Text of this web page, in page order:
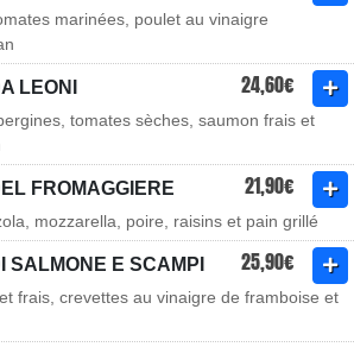
marinées, poulet au vinaigre
LEONI 24,60€
tomates sèches, saumon frais et
FROMAGGIERE 21,90€
mozzarella, poire, raisins et pain grillé
SALMONE E SCAMPI 25,90€
frais, crevettes au vinaigre de framboise et